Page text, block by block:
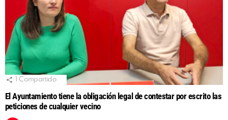
Compartido
El Ayuntamiento tiene la obligación legal de contestar por escrito las
peticiones de cualquier vecino